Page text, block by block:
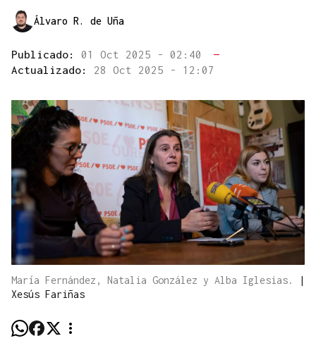
Álvaro R. de Uña
Publicado: 01 Oct 2025 - 02:40
—
Actualizado: 28 Oct 2025 - 12:07
María Fernández, Natalia González y Alba Iglesias.
|
Xesús Fariñas